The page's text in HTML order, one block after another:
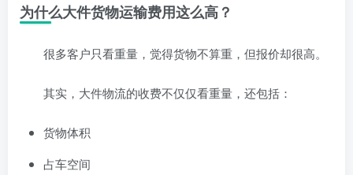
为什么大件货物运输费用这么高？
很多客户只看重量，觉得货物不算重，但报价却很高。
其实，大件物流的收费不仅仅看重量，还包括：
货物体积
占车空间